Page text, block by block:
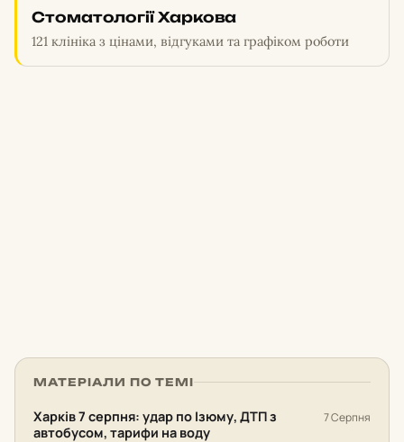
Стоматології Харкова
121 клініка з цінами, відгуками та графіком роботи
МАТЕРІАЛИ ПО ТЕМІ
Харків 7 серпня: удар по Ізюму, ДТП з
автобусом, тарифи на воду
7 Серпня